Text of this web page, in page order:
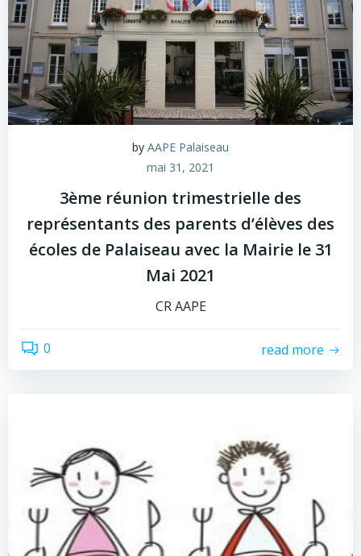
by AAPE Palaiseau
mai 31, 2021
3ème réunion trimestrielle des
représentants des parents d’élèves des
écoles de Palaiseau avec la Mairie le 31
Mai 2021
CR AAPE
0 read more